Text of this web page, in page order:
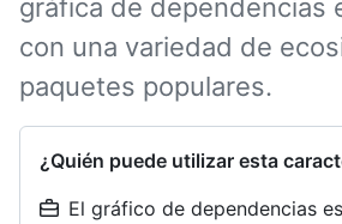
gráfica de dependencias
con una variedad de
paquetes populares.
¿Quién puede utilizar esta
El gráfico de dependencias